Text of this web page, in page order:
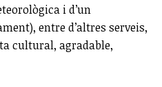
i d’un
entre d’altres serveis,
cultural, agradable,